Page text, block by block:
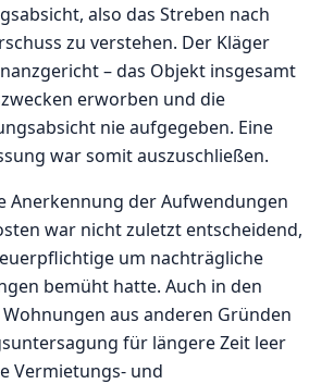
also das Streben nach
zu verstehen. Der Kläger
– das Objekt insgesamt
erworben und die
nie aufgegeben. Eine
war somit auszuschließen.
Anerkennung der Aufwendungen
war nicht zuletzt entscheidend,
um nachträgliche
bemüht hatte. Auch in den
Wohnungen aus anderen Gründen
für längere Zeit leer
Vermietungs- und